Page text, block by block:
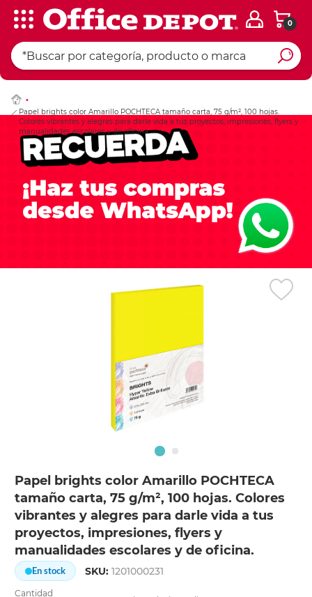
0
Papel brights color Amarillo POCHTECA tamaño carta, 75 g/m², 100 hojas.
Colores vibrantes y alegres para darle vida a tus proyectos, impresiones, flyers y
manualidades escolares y de oficina.
Papel brights color Amarillo POCHTECA
tamaño carta, 75 g/m², 100 hojas. Colores
vibrantes y alegres para darle vida a tus
proyectos, impresiones, flyers y
manualidades escolares y de oficina.
En stock SKU:1201000231
Cantidad
Ingresar Codigo